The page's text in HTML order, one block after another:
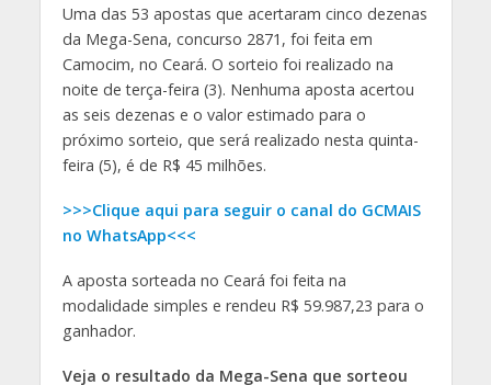
Uma das 53 apostas que acertaram cinco dezenas
da Mega-Sena, concurso 2871, foi feita em
Camocim, no Ceará. O sorteio foi realizado na
noite de terça-feira (3). Nenhuma aposta acertou
as seis dezenas e o valor estimado para o
próximo sorteio, que será realizado nesta quinta-
feira (5), é de R$ 45 milhões.
>>>Clique aqui para seguir o canal do GCMAIS
no WhatsApp<<<
A aposta sorteada no Ceará foi feita na
modalidade simples e rendeu R$ 59.987,23 para o
ganhador.
Veja o resultado da Mega-Sena que sorteou